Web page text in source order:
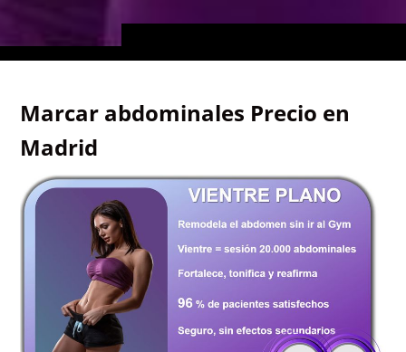
Marcar abdominales Precio en
Madrid